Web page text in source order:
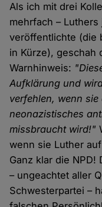
Als ich mit drei
mehrfach –
veröffentlichte (die
in Kürze), geschah
Warnhinweis:
Aufklärung und
verfehlen, wenn
neonazistisches
missbraucht wird!"
wenn sie Luther
Ganz klar die
– ungeachtet aller
Schwesterpartei –